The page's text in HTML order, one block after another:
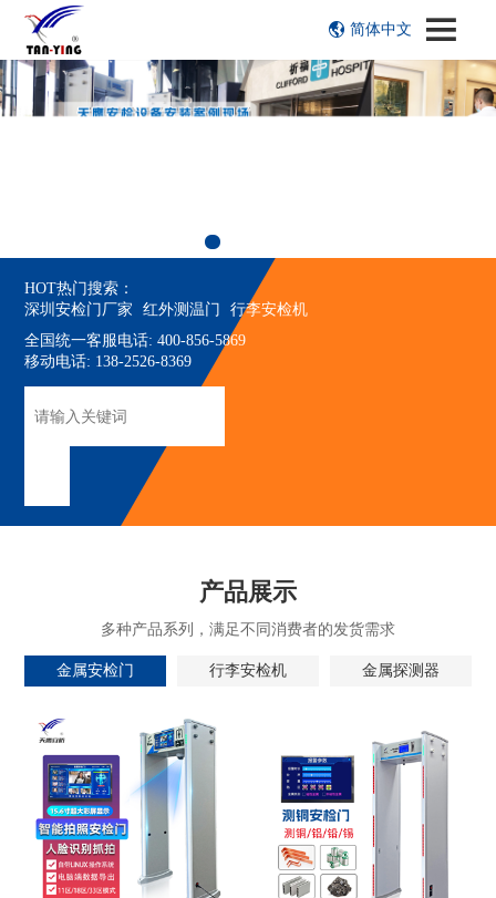
简体中文
HOT热门搜索：
深圳安检门厂家
红外测温门
行李安检机
全国统一客服电话: 400-856-5869
移动电话: 138-2526-8369
产品展示
多种产品系列，满足不同消费者的发货需求
金属安检门 行李安检机 金属探测器